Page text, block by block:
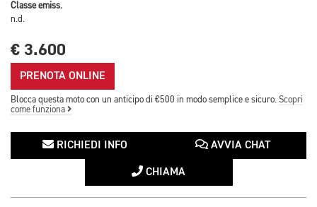
Classe emiss.
n.d.
€ 3.600
PRENOTA ONLINE
Blocca questa moto con un anticipo di €500 in modo semplice e sicuro. Scopri
come funziona
RICHIEDI INFO AVVIA CHAT
CHIAMA